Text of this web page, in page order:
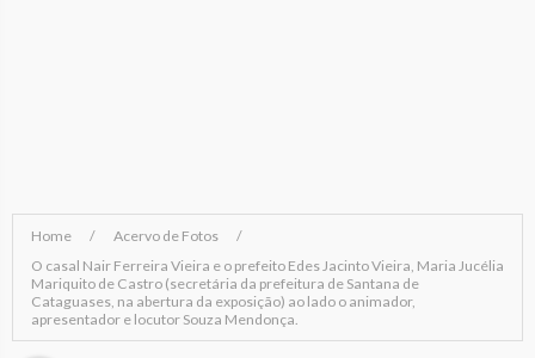
Home
Acervo de Fotos
O casal Nair Ferreira Vieira e o prefeito Edes Jacinto Vieira, Maria Jucélia
Mariquito de Castro (secretária da prefeitura de Santana de
Cataguases, na abertura da exposição) ao lado o animador,
apresentador e locutor Souza Mendonça.